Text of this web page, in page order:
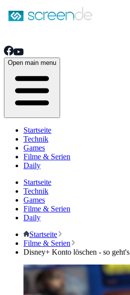
Open main menu
Startseite
Technik
Games
Filme & Serien
Daily
Startseite
Technik
Games
Filme & Serien
Daily
Startseite
Filme & Serien
Disney+ Konto löschen - so geht's